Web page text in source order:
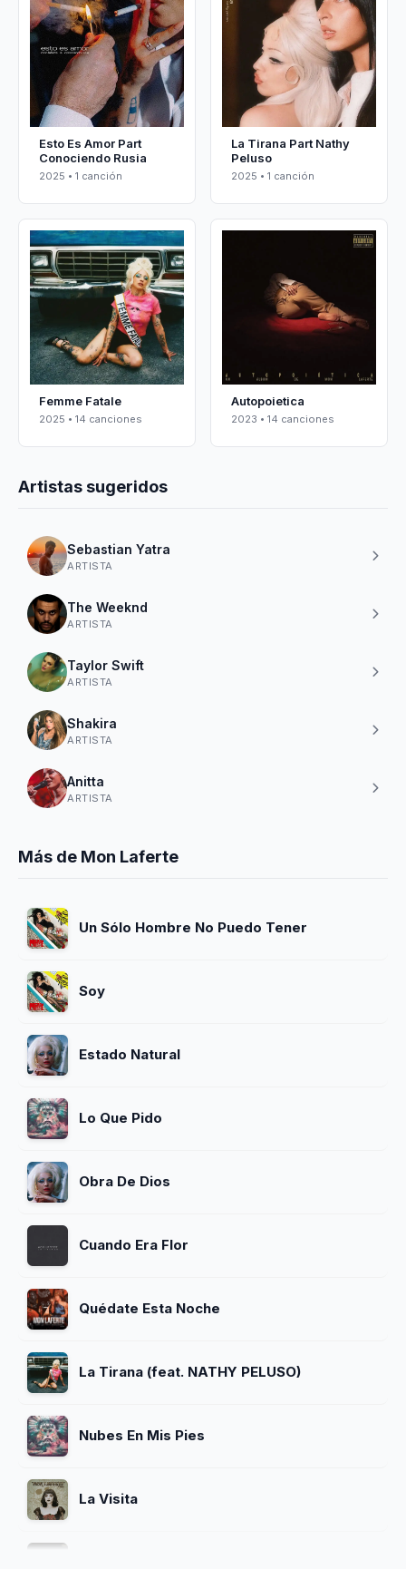
Esto Es Amor Part
Conociendo Rusia
2025 • 1 canción
La Tirana Part Nathy
Peluso
2025 • 1 canción
Femme Fatale
2025 • 14 canciones
Autopoietica
2023 • 14 canciones
Artistas sugeridos
Sebastian Yatra
ARTISTA
The Weeknd
ARTISTA
Taylor Swift
ARTISTA
Shakira
ARTISTA
Anitta
ARTISTA
Más de Mon Laferte
Un Sólo Hombre No Puedo Tener
Soy
Estado Natural
Lo Que Pido
Obra De Dios
Cuando Era Flor
Quédate Esta Noche
La Tirana (feat. NATHY PELUSO)
Nubes En Mis Pies
La Visita